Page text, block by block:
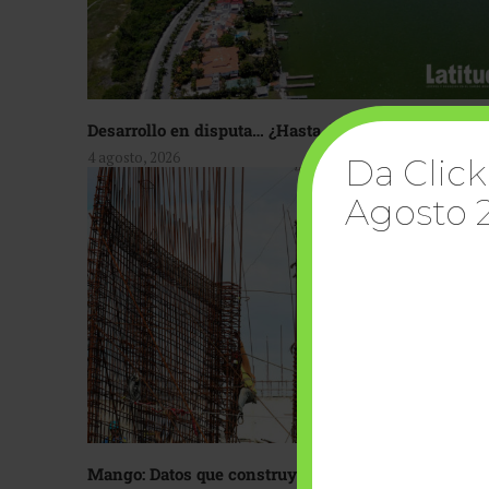
Desarrollo en disputa… ¿Hasta dónde crecer?
4 agosto, 2026
Mango: Datos que construyen confianza
Da
Agosto